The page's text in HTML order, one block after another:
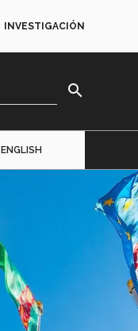
INVESTIGACIÓN
search
ENGLISH